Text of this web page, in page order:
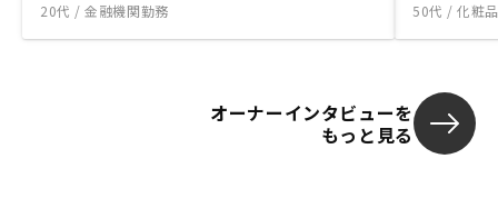
20代 / 金融機関勤務 50代 / 化粧
オーナーインタビューを
もっと見る